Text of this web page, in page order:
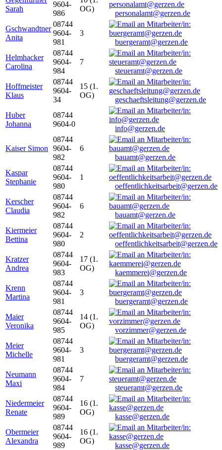
Sarah
9604-
986
OG)
personalamt@gerzen.de
Gschwandtner
Anita
08744
9604-
981
3
buergeramt@gerzen.de
Helmhacker
Carolina
08744
9604-
984
7
steueramt@gerzen.de
Hoffmeister
Klaus
08744
9604-
34
15 (1.
OG)
geschaeftsleitung@gerzen.de
Huber
Johanna
08744
9604-0
info@gerzen.de
Kaiser Simon
08744
9604-
982
6
bauamt@gerzen.de
Kaspar
Stephanie
08744
9604-
980
1
oeffentlichkeitsarbeit@gerzen.de
Kerscher
Claudia
08744
9604-
982
6
bauamt@gerzen.de
Kiermeier
Bettina
08744
9604-
980
2
oeffentlichkeitsarbeit@gerzen.de
Kratzer
Andrea
08744
9604-
983
17 (1.
OG)
kaemmerei@gerzen.de
Krenn
Martina
08744
9604-
981
3
buergeramt@gerzen.de
Maier
Veronika
08744
9604-
985
14 (1.
OG)
vorzimmer@gerzen.de
Meier
Michelle
08744
9604-
981
3
buergeramt@gerzen.de
Neumann
Maxi
08744
9604-
984
7
steueramt@gerzen.de
Niedermeier
Renate
08744
9604-
989
16 (1.
OG)
kasse@gerzen.de
Obermeier
Alexandra
08744
9604-
989
16 (1.
OG)
kasse@gerzen.de